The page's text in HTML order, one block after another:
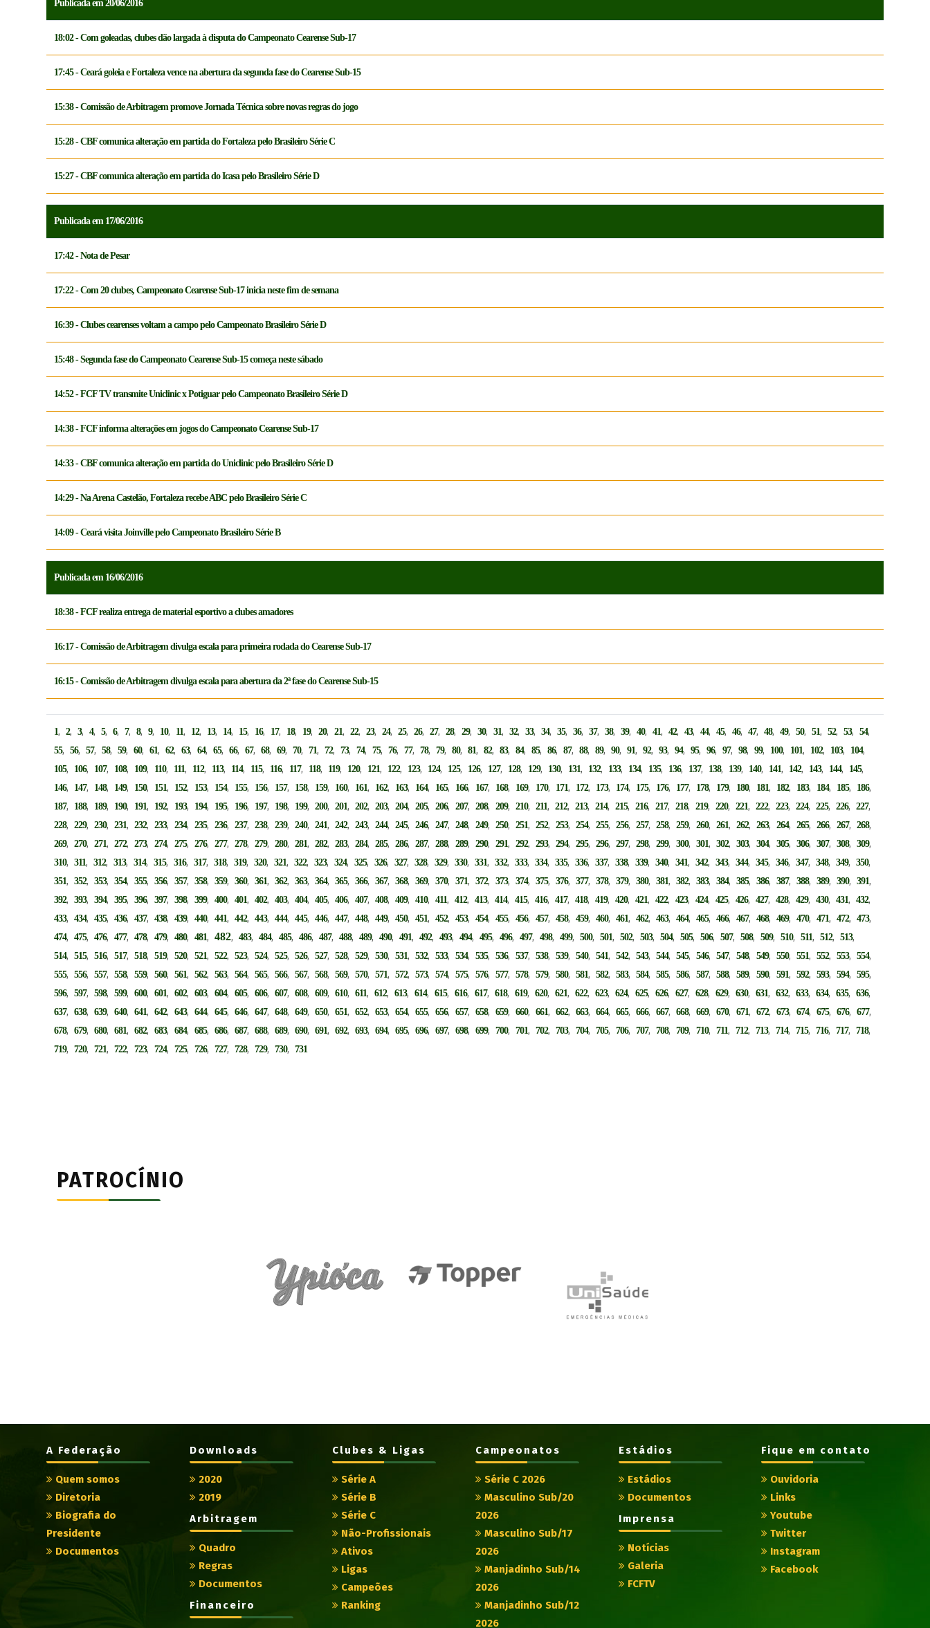
Publicada em 20/06/2016
18:02 - Com goleadas, clubes dão largada à disputa do Campeonato Cearense Sub-17
17:45 - Ceará goleia e Fortaleza vence na abertura da segunda fase do Cearense Sub-15
15:38 - Comissão de Arbitragem promove Jornada Técnica sobre novas regras do jogo
15:28 - CBF comunica alteração em partida do Fortaleza pelo Brasileiro Série C
15:27 - CBF comunica alteração em partida do Icasa pelo Brasileiro Série D
Publicada em 17/06/2016
17:42 - Nota de Pesar
17:22 - Com 20 clubes, Campeonato Cearense Sub-17 inicia neste fim de semana
16:39 - Clubes cearenses voltam a campo pelo Campeonato Brasileiro Série D
15:48 - Segunda fase do Campeonato Cearense Sub-15 começa neste sábado
14:52 - FCF TV transmite Uniclinic x Potiguar pelo Campeonato Brasileiro Série D
14:38 - FCF informa alterações em jogos do Campeonato Cearense Sub-17
14:33 - CBF comunica alteração em partida do Uniclinic pelo Brasileiro Série D
14:29 - Na Arena Castelão, Fortaleza recebe ABC pelo Brasileiro Série C
14:09 - Ceará visita Joinville pelo Campeonato Brasileiro Série B
Publicada em 16/06/2016
18:38 - FCF realiza entrega de material esportivo a clubes amadores
16:17 - Comissão de Arbitragem divulga escala para primeira rodada do Cearense Sub-17
16:15 - Comissão de Arbitragem divulga escala para abertura da 2ª fase do Cearense Sub-15
1,2,3,4,5,6,7,8,9, 10, 11, 12, 13, 14, 15, 16, 17, 18, 19,20,21,22,23,24,25,26,27,28,29,30,31,32,33,34,35,36,37,38,39,40,41,42,43,44,45,46,47,48,49,50,51,52,53,54,
55,56,57,58,59,60,61,62,63,64,65,66,67,68,69,70,71,72,73,74,75,76,77,78,79,80,81,82,83,84,85,86,87,88,89,90,91,92,93,94,95,96,97,98,99, 100, 101, 102, 103, 104,
105, 106, 107, 108, 109, 110, 111, 112, 113, 114, 115, 116, 117, 118, 119, 120, 121, 122, 123, 124, 125, 126, 127, 128, 129, 130, 131, 132, 133, 134, 135, 136, 137, 138, 139, 140, 141, 142, 143, 144, 145,
146, 147, 148, 149, 150, 151, 152, 153, 154, 155, 156, 157, 158, 159, 160, 161, 162, 163, 164, 165, 166, 167, 168, 169, 170, 171, 172, 173, 174, 175, 176, 177, 178, 179, 180, 181, 182, 183, 184, 185, 186,
187, 188, 189, 190, 191, 192, 193, 194, 195, 196, 197, 198, 199,200,201,202,203,204,205,206,207,208,209,210,211,212,213,214,215,216,217,218,219,220,221,222,223,224,225,226,227,
228,229,230,231,232,233,234,235,236,237,238,239,240,241,242,243,244,245,246,247,248,249,250,251,252,253,254,255,256,257,258,259,260,261,262,263,264,265,266,267,268,
269,270,271,272,273,274,275,276,277,278,279,280,281,282,283,284,285,286,287,288,289,290,291,292,293,294,295,296,297,298,299,300,301,302,303,304,305,306,307,308,309,
310,311,312,313,314,315,316,317,318,319,320,321,322,323,324,325,326,327,328,329,330,331,332,333,334,335,336,337,338,339,340,341,342,343,344,345,346,347,348,349,350,
351,352,353,354,355,356,357,358,359,360,361,362,363,364,365,366,367,368,369,370,371,372,373,374,375,376,377,378,379,380,381,382,383,384,385,386,387,388,389,390,391,
392,393,394,395,396,397,398,399,400,401,402,403,404,405,406,407,408,409,410,411,412,413,414,415,416,417,418,419,420,421,422,423,424,425,426,427,428,429,430,431,432,
433,434,435,436,437,438,439,440,441,442,443,444,445,446,447,448,449,450,451,452,453,454,455,456,457,458,459,460,461,462,463,464,465,466,467,468,469,470,471,472,473,
474,475,476,477,478,479,480,481,482,483,484,485,486,487,488,489,490,491,492,493,494,495,496,497,498,499,500,501,502,503,504,505,506,507,508,509,510,511,512,513,
514,515,516,517,518,519,520,521,522,523,524,525,526,527,528,529,530,531,532,533,534,535,536,537,538,539,540,541,542,543,544,545,546,547,548,549,550,551,552,553,554,
555,556,557,558,559,560,561,562,563,564,565,566,567,568,569,570,571,572,573,574,575,576,577,578,579,580,581,582,583,584,585,586,587,588,589,590,591,592,593,594,595,
596,597,598,599,600,601,602,603,604,605,606,607,608,609,610,611,612,613,614,615,616,617,618,619,620,621,622,623,624,625,626,627,628,629,630,631,632,633,634,635,636,
637,638,639,640,641,642,643,644,645,646,647,648,649,650,651,652,653,654,655,656,657,658,659,660,661,662,663,664,665,666,667,668,669,670,671,672,673,674,675,676,677,
678,679,680,681,682,683,684,685,686,687,688,689,690,691,692,693,694,695,696,697,698,699,700,701,702,703,704,705,706,707,708,709,710,711,712,713,714,715,716,717,718,
719,720,721,722,723,724,725,726,727,728,729,730,731
PATROCÍNIO
A Federação
Quem somos
Diretoria
Biografia do
Presidente
Documentos
Downloads
2020
2019
Arbitragem
Quadro
Regras
Documentos
Financeiro
Clubes & Ligas
Série A
Série B
Série C
Não-Profissionais
Ativos
Ligas
Campeões
Ranking
Campeonatos
Série C 2026
Masculino Sub/20
2026
Masculino Sub/17
2026
Manjadinho Sub/14
2026
Manjadinho Sub/12
2026
Estádios
Estádios
Documentos
Imprensa
Notícias
Galeria
FCFTV
Fique em contato
Ouvidoria
Links
Youtube
Twitter
Instagram
Facebook